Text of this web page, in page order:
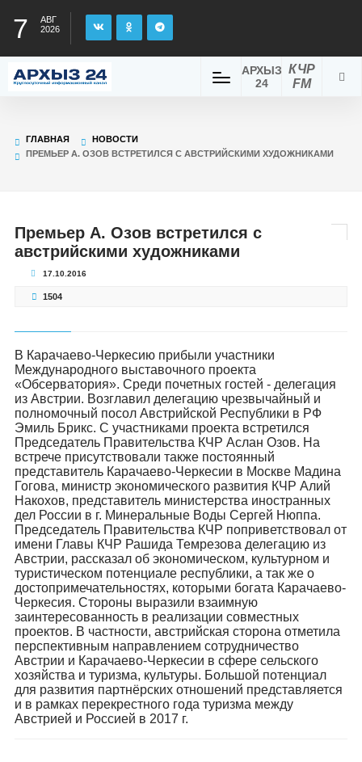
7
АВГ
2026
КЧР
FM
АРХЫЗ
24
ГЛАВНАЯ
НОВОСТИ
ПРЕМЬЕР А. ОЗОВ ВСТРЕТИЛСЯ С АВСТРИЙСКИМИ ХУДОЖНИКАМИ
Премьер А. Озов встретился с
австрийскими художниками
17.10.2016
1504
В Карачаево-Черкесию прибыли участники
Международного выставочного проекта
«Обсерватория». Среди почетных гостей - делегация
из Австрии. Возглавил делегацию чрезвычайный и
полномочный посол Австрийской Республики в РФ
Эмиль Брикс. С участниками проекта встретился
Председатель Правительства КЧР Аслан Озов. На
встрече присутствовали также постоянный
представитель Карачаево-Черкесии в Москве Мадина
Гогова, министр экономического развития КЧР Алий
Накохов, представитель министерства иностранных
дел России в г. Минеральные Воды Сергей Нюппа.
Председатель Правительства КЧР поприветствовал от
имени Главы КЧР Рашида Темрезова делегацию из
Австрии, рассказал об экономическом, культурном и
туристическом потенциале республики, а так же о
достопримечательностях, которыми богата Карачаево-
Черкесия. Стороны выразили взаимную
заинтересованность в реализации совместных
проектов. В частности, австрийская сторона отметила
перспективным направлением сотрудничество
Австрии и Карачаево-Черкесии в сфере сельского
хозяйства и туризма, культуры. Большой потенциал
для развития партнёрских отношений представляется
и в рамках перекрестного года туризма между
Австрией и Россией в 2017 г.